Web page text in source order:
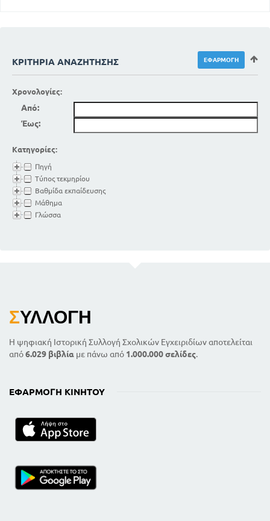
ΚΡΙΤΉΡΙΑ ΑΝΑΖΉΤΗΣΗΣ
Χρονολογίες:
Από:
Έως:
Κατηγορίες:
Πηγή
Τύπος τεκμηρίου
Βαθμίδα εκπαίδευσης
Μάθημα
Γλώσσα
ΣΥΛΛΟΓΉ
Η ψηφιακή Ιστορική Συλλογή Σχολικών Εγχειριδίων αποτελείται
από6.029 βιβλία με πάνω από 1.000.000 σελίδες.
ΕΦΑΡΜΟΓΉ ΚΙΝΗΤΟΎ